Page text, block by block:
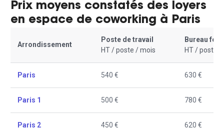
Prix moyens constatés des loyers
en espace de coworking à Paris
Arrondissement
Poste de travail
HT / poste / mois
Bureau
HT / poste /
Paris 540 € 630 €
Paris 1 500 € 780 €
Paris 2 450 € 620 €